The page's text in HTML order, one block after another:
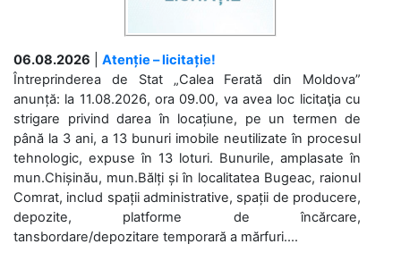
06.08.2026
Atenție – licitație!
Întreprinderea de Stat „Calea Ferată din Moldova”
anunță: la 11.08.2026, ora 09.00, va avea loc licitaţia cu
strigare privind darea în locațiune, pe un termen de
până la 3 ani, a 13 bunuri imobile neutilizate în procesul
tehnologic, expuse în 13 loturi. Bunurile, amplasate în
mun.Chișinău, mun.Bălți și în localitatea Bugeac, raionul
Comrat, includ spații administrative, spații de producere,
depozite, platforme de încărcare,
tansbordare/depozitare temporară a mărfuri....